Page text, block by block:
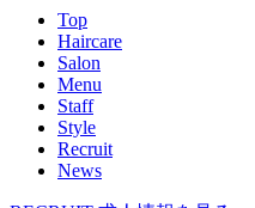
Top
Haircare
Salon
Menu
Staff
Style
Recruit
News